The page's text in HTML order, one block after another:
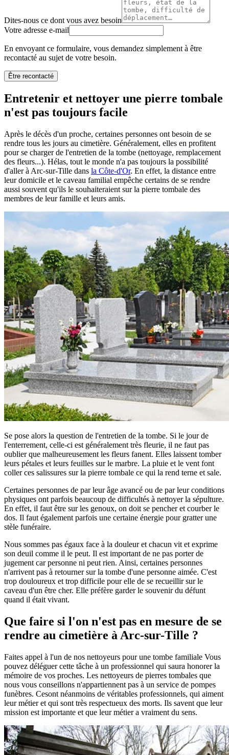
Dites-nous ce dont vous avez besoin
Votre adresse e-mail
En envoyant ce formulaire, vous demandez simplement à être
recontacté au sujet de votre besoin.
Être recontacté
Entretenir et nettoyer une pierre tombale
n'est pas toujours facile
Après le décès d'un proche, certaines personnes ont besoin de se
rendre tous les jours au cimetière. Généralement, elles en profitent
pour se charger de l'entretien de la tombe (nettoyage, remplacement
des fleurs...). Hélas, tout le monde n'a pas toujours la possibilité
d'aller à Arc-sur-Tille dans la Côte-d'Or. En effet, la distance entre
leur domicile et le caveau familial empêche certains de se rendre
aussi souvent qu'ils le souhaiteraient sur la pierre tombale des
membres de leur famille et leurs amis.
Se pose alors la question de l'entretien de la tombe. Si le jour de
l'enterrement, celle-ci est généralement très fleurie, il ne faut pas
oublier que malheureusement les fleurs fanent. Elles laissent tomber
leurs pétales et leurs feuilles sur le marbre. La pluie et le vent font
coller ces salissures sur la pierre tombale ce qui la rend terne et sale.
Certaines personnes de par leur âge avancé ou de par leur conditions
physiques ont parfois beaucoup de difficultés à nettoyer la sépulture.
En effet, il faut être sur les genoux, on doit se pencher et courber le
dos. Il faut également parfois une certaine énergie pour gratter une
stèle funéraire.
Nous sommes pas égaux face à la douleur et chacun vit et exprime
son deuil comme il le peut. Il est important de ne pas porter de
jugement car personne ni peut rien. Ainsi, certaines personnes
n'arrivent pas à retourner sur la tombe d'une personne aimée. C'est
trop douloureux et trop difficile pour elle de se recueillir sur le
caveau d'un être cher. Elle préfère garder le souvenir du défunt
quand il était vivant.
Que faire si l'on n'est pas en mesure de se
rendre au cimetière à Arc-sur-Tille ?
Faites appel à l'un de nos nettoyeurs pour une tombe familiale Vous
pouvez déléguer cette tâche à un professionnel qui saura honorer la
mémoire de vos proches. Les nettoyeurs de pierres tombales que
nous vous conseillons n'appartiennent pas à un service de pompes
funèbres. Cesont néanmoins de véritables professionnels, qui aiment
leur métier et qui sont très respectueux des morts. Ils savent que leur
mission est importante et que leur métier a vraiment du sens.